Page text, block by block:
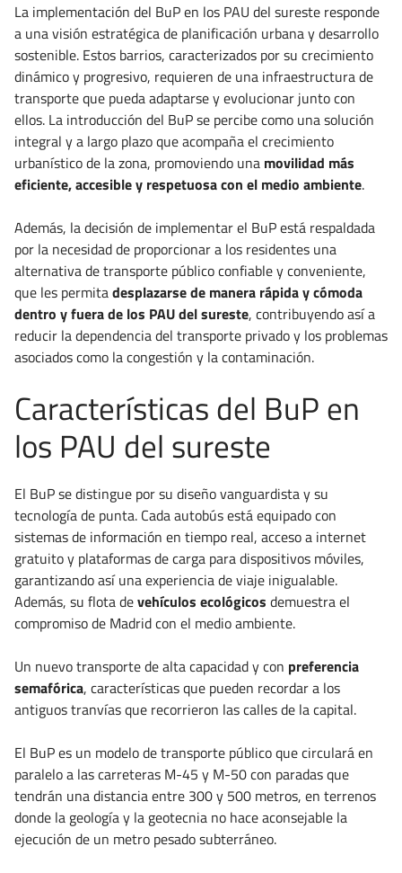
La implementación del BuP en los PAU del sureste responde
a una visión estratégica de planificación urbana y desarrollo
sostenible. Estos barrios, caracterizados por su crecimiento
dinámico y progresivo, requieren de una infraestructura de
transporte que pueda adaptarse y evolucionar junto con
ellos. La introducción del BuP se percibe como una solución
integral y a largo plazo que acompaña el crecimiento
urbanístico de la zona, promoviendo una movilidad más
eficiente, accesible y respetuosa con el medio ambiente.
Además, la decisión de implementar el BuP está respaldada
por la necesidad de proporcionar a los residentes una
alternativa de transporte público confiable y conveniente,
que les permitadesplazarse de manera rápida y cómoda
dentro y fuera de los PAU del sureste, contribuyendo así a
reducir la dependencia del transporte privado y los problemas
asociados como la congestión y la contaminación.
Características del BuP en
los PAU del sureste
El BuP se distingue por su diseño vanguardista y su
tecnología de punta. Cada autobús está equipado con
sistemas de información en tiempo real, acceso a internet
gratuito y plataformas de carga para dispositivos móviles,
garantizando así una experiencia de viaje inigualable.
Además, su flota devehículos ecológicos demuestra el
compromiso de Madrid con el medio ambiente.
Un nuevo transporte de alta capacidad y con preferencia
semafórica, características que pueden recordar a los
antiguos tranvías que recorrieron las calles de la capital.
El BuP es un modelo de transporte público que circulará en
paralelo a las carreteras M-45 y M-50 con paradas que
tendrán una distancia entre 300 y 500 metros, en terrenos
donde la geología y la geotecnia no hace aconsejable la
ejecución de un metro pesado subterráneo.